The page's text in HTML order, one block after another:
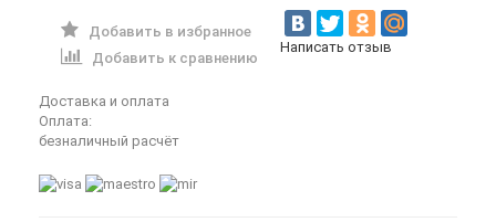
Добавить в избранное
Добавить к сравнению
Написать отзыв
Доставка и оплата
Оплата:
безналичный расчёт